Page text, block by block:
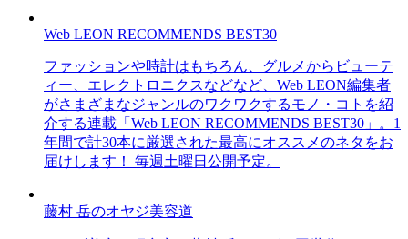
Web LEON RECOMMENDS BEST30
ファッションや時計はもちろん、グルメからビューテ
ィー、エレクトロニクスなどなど、Web LEON編集者
がさまざまなジャンルのワクワクするモノ・コトを紹
介する連載「Web LEON RECOMMENDS BEST30」。1
年間で計30本に厳選された最高にオススメのネタをお
届けします！ 毎週土曜日公開予定。
藤村 岳のオヤジ美容道